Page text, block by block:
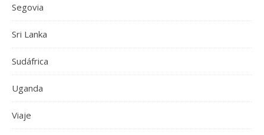
Segovia
Sri Lanka
Sudáfrica
Uganda
Viaje